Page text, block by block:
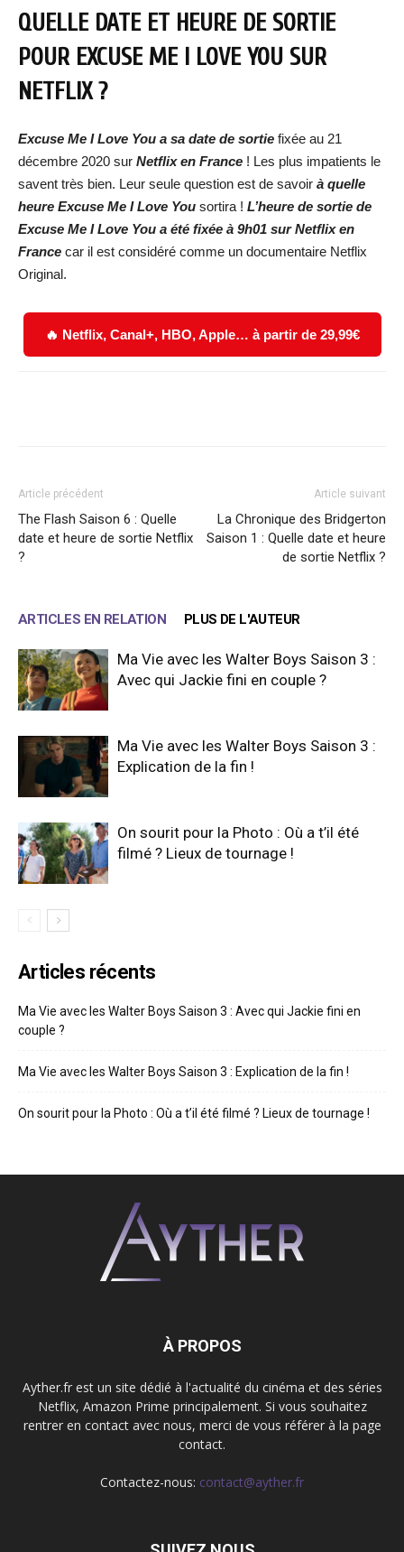
QUELLE DATE ET HEURE DE SORTIE
POUR EXCUSE ME I LOVE YOU SUR
NETFLIX ?
Excuse Me I Love You a sa date de sortie fixée au 21
décembre 2020 sur Netflix en France ! Les plus impatients le
savent très bien. Leur seule question est de savoir à quelle
heure Excuse Me I Love You sortira ! L’heure de sortie de
Excuse Me I Love You a été fixée à 9h01 sur Netflix en
France car il est considéré comme un documentaire Netflix
Original.
🔥 Netflix, Canal+, HBO, Apple… à partir de 29,99€
Article précédent
The Flash Saison 6 : Quelle
date et heure de sortie Netflix
?
Article suivant
La Chronique des Bridgerton
Saison 1 : Quelle date et heure
de sortie Netflix ?
ARTICLES EN RELATION PLUS DE L'AUTEUR
Ma Vie avec les Walter Boys Saison 3 :
Avec qui Jackie fini en couple ?
Ma Vie avec les Walter Boys Saison 3 :
Explication de la fin !
On sourit pour la Photo : Où a t’il été
filmé ? Lieux de tournage !
Articles récents
Ma Vie avec les Walter Boys Saison 3 : Avec qui Jackie fini en
couple ?
Ma Vie avec les Walter Boys Saison 3 : Explication de la fin !
On sourit pour la Photo : Où a t’il été filmé ? Lieux de tournage !
À PROPOS
Ayther.fr est un site dédié à l'actualité du cinéma et des séries
Netflix, Amazon Prime principalement. Si vous souhaitez
rentrer en contact avec nous, merci de vous référer à la page
contact.
Contactez-nous: contact@ayther.fr